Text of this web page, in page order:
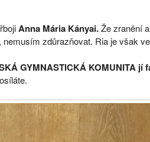
Anna Mária Kányai.Že zranění
zdůrazňovat. Ria je však
GYMNASTICKÁ KOMUNITA jí